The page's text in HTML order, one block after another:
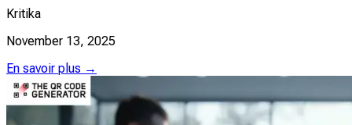
Kritika
November 13, 2025
En savoir plus →